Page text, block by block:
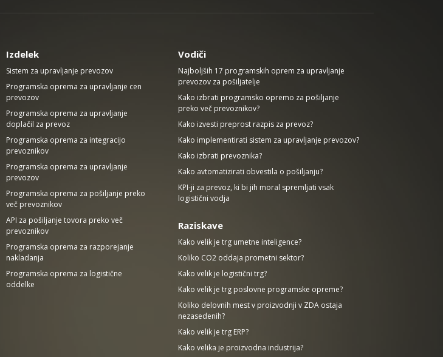
Izdelek
Sistem za upravljanje prevozov
Programska oprema za upravljanje cen
prevozov
Programska oprema za upravljanje
doplačil za prevoz
Programska oprema za integracijo
prevoznikov
Programska oprema za upravljanje
prevozov
Programska oprema za pošiljanje preko
več prevoznikov
API za pošiljanje tovora preko več
prevoznikov
Programska oprema za razporejanje
nakladanja
Programska oprema za logistične
oddelke
Vodiči
Najboljših 17 programskih oprem za upravljanje
prevozov za pošiljatelje
Kako izbrati programsko opremo za pošiljanje
preko več prevoznikov?
Kako izvesti preprost razpis za prevoz?
Kako implementirati sistem za upravljanje prevozov?
Kako izbrati prevoznika?
Kako avtomatizirati obvestila o pošiljanju?
KPI-ji za prevoz, ki bi jih moral spremljati vsak
logistični vodja
Raziskave
Kako velik je trg umetne inteligence?
Koliko CO2 oddaja prometni sektor?
Kako velik je logistični trg?
Kako velik je trg poslovne programske opreme?
Koliko delovnih mest v proizvodnji v ZDA ostaja
nezasedenih?
Kako velik je trg ERP?
Kako velika je proizvodna industrija?